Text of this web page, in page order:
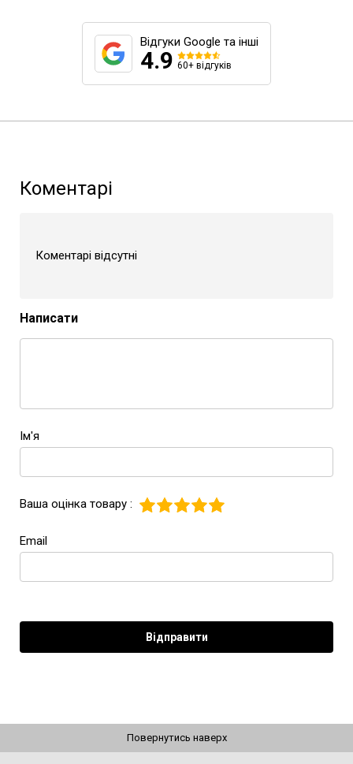
Відгуки Google та інші
4.9 60+ відгуків
Коментарі
Коментарі відсутні
Написати
Ім'я
Ваша оцінка товару :
Email
Повернутись наверх